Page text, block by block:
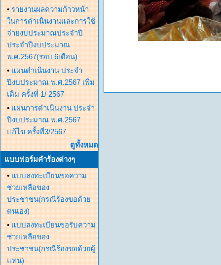
• รายงานผลความก้าวหน้า
ในการดำเนินงานและการใช้
จ่ายงบประมาณประจำปี
ประจำปีงบประมาณ
พ.ศ.2567(รอบ 6เดือน)
• แผนดำเนินงาน ประจำ
ปีงบประมาณ พ.ศ.2567 เพิ่ม
เติม ครั้งที่ 1/ 2567
• แผนการดำเนินงาน ประจำ
ปีงบประมาณ พ.ศ.2567
แก้ไข ครั้งที่3/2567
ดูทั้งหมด
แบบฟอร์มคำร้องต่างๆ
• แบบลงทะเบียนขอความ
ช่วยเหลือของ
ประชาชน(กรณีร้องขอด้วย
ตนเอง)
• แบบลงทะเบียนขอรับความ
ช่วยเหลือของ
ประชาชน(กรณีร้องขอด้วยผู้
แทน)